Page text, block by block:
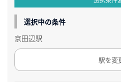
選択中の条件
京田辺駅
駅を変